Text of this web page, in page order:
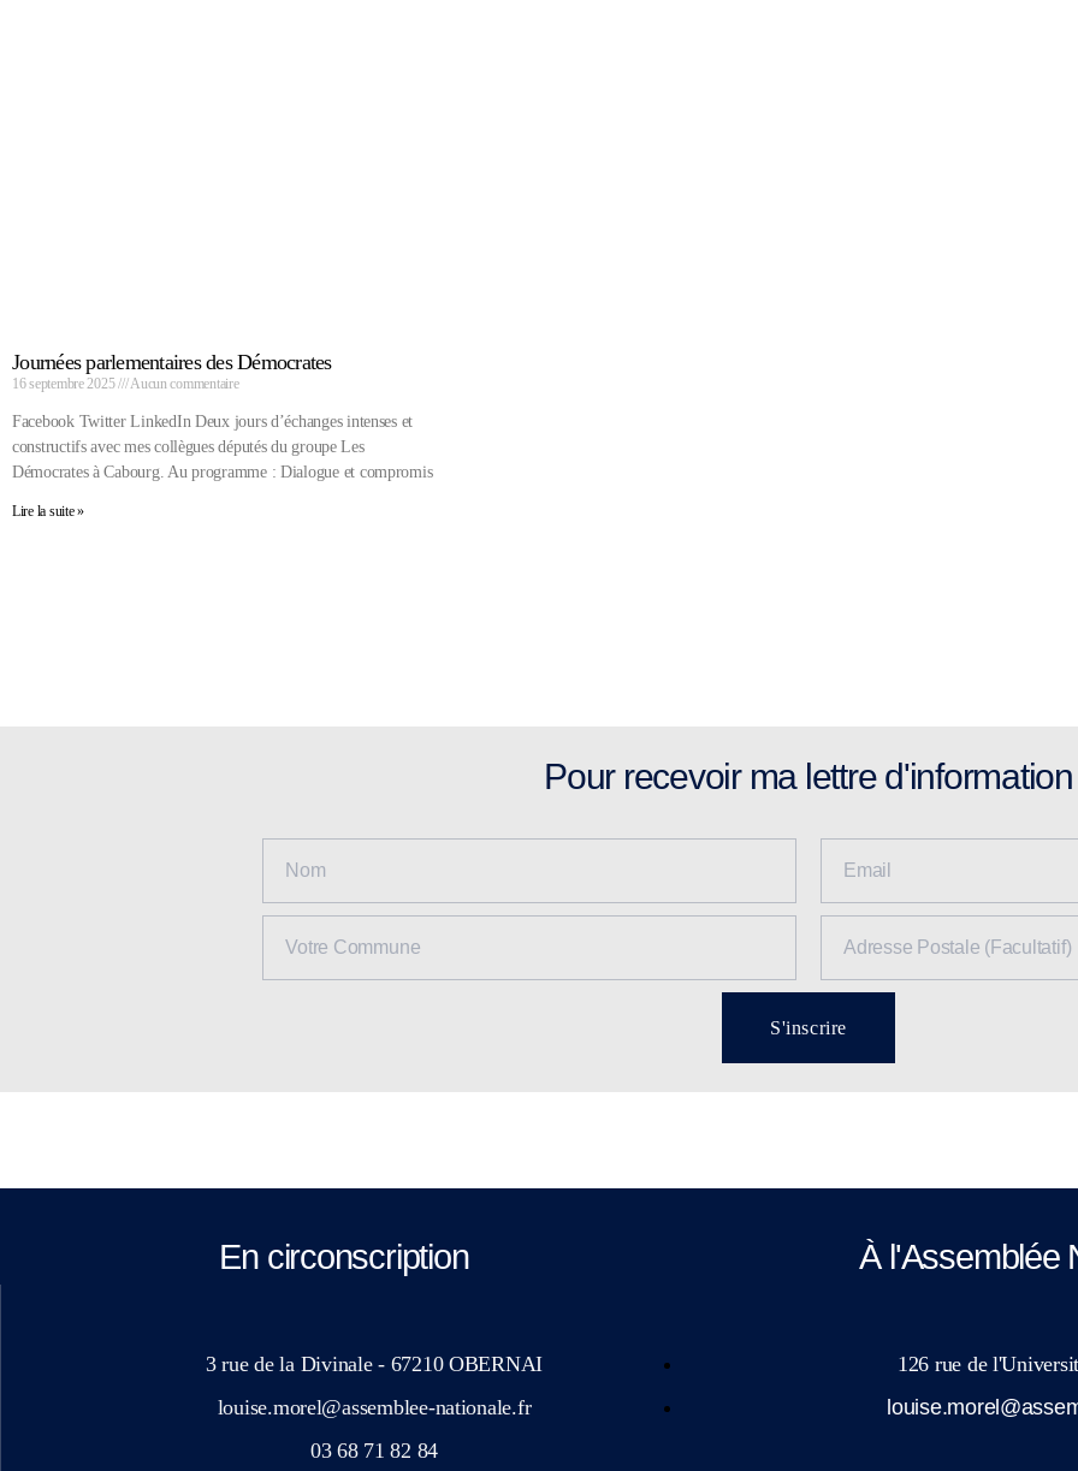
Journées parlementaires des Démocrates
16 septembre 2025 Aucun commentaire
Facebook Twitter LinkedIn Deux jours d’échanges intenses et
constructifs avec mes collègues députés du groupe Les
Démocrates à Cabourg. Au programme : Dialogue et compromis
Lire la suite »
Pour recevoir ma lettre d'information
S'inscrire
En circonscription
3 rue de la Divinale - 67210 OBERNAI
louise.morel@assemblee-nationale.fr
03 68 71 82 84
À l'Assemblée
126 rue de